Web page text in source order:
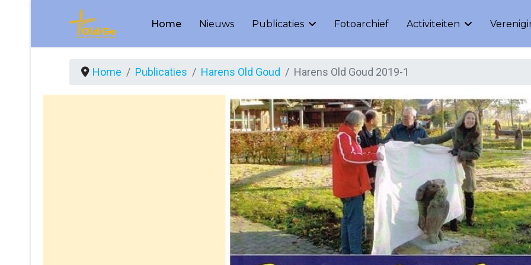
Home Nieuws Publicaties Fotoarchief Activiteiten
Home Publicaties Harens Old Goud Harens Old Goud 2019-1